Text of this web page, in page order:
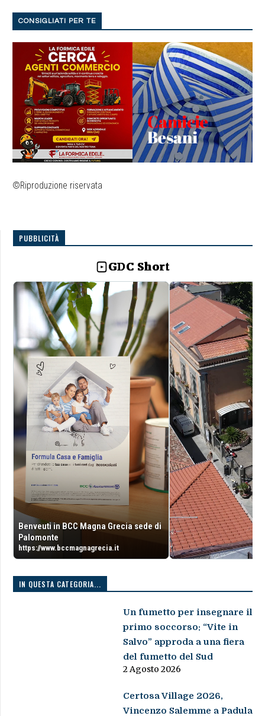
CONSIGLIATI PER TE
©Riproduzione riservata
PUBBLICITÀ
GDC Short
Benveuti in BCC Magna Grecia sede di
Palomonte
https://www.bccmagnagrecia.it
IN QUESTA CATEGORIA...
Un fumetto per insegnare il
primo soccorso: “Vite in
Salvo” approda a una fiera
del fumetto del Sud
2 Agosto 2026
Certosa Village 2026,
Vincenzo Salemme a Padula